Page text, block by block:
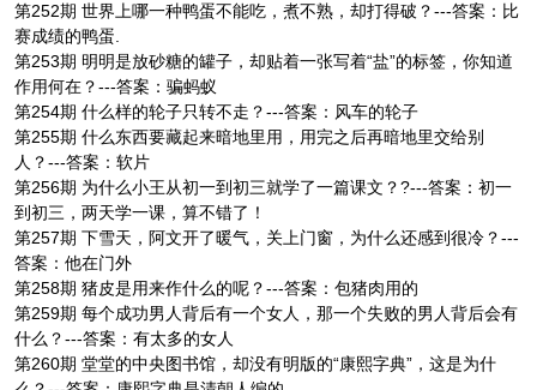
第252期 世界上哪一种鸭蛋不能吃，煮不熟，却打得破？---答案：比
赛成绩的鸭蛋.
第253期 明明是放砂糖的罐子，却贴着一张写着“盐”的标签，你知道
作用何在？---答案：骗蚂蚁
第254期 什么样的轮子只转不走？---答案：风车的轮子
第255期 什么东西要藏起来暗地里用，用完之后再暗地里交给别
人？---答案：软片
第256期 为什么小王从初一到初三就学了一篇课文？?---答案：初一
到初三，两天学一课，算不错了！
第257期 下雪天，阿文开了暖气，关上门窗，为什么还感到很冷？---
答案：他在门外
第258期 猪皮是用来作什么的呢？---答案：包猪肉用的
第259期 每个成功男人背后有一个女人，那一个失败的男人背后会有
什么？---答案：有太多的女人
第260期 堂堂的中央图书馆，却没有明版的“康熙字典”，这是为什